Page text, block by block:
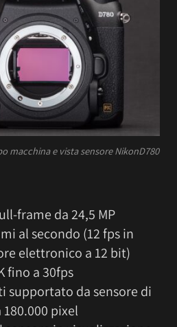
macchina e vista sensore NikonD780
frame da 24,5 MP
al secondo (12 fps in
elettronico a 12 bit)
fino a 30fps
supportato da sensore di
pixel